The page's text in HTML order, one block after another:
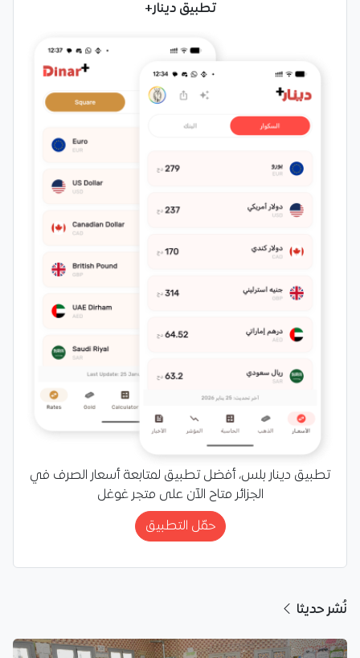
تطبيق دينار+
تطبيق دينار بلس، أفضل تطبيق لمتابعة أسعار الصرف في
الجزائر متاح الآن على متجر غوغل
حمّل التطبيق
نُشر حديثا